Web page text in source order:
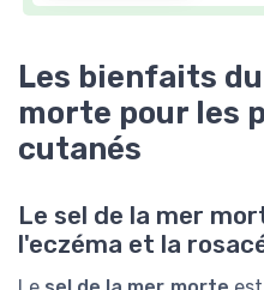
Les bienfaits
morte pour les
cutanés
Le sel de la mer
l'eczéma et la